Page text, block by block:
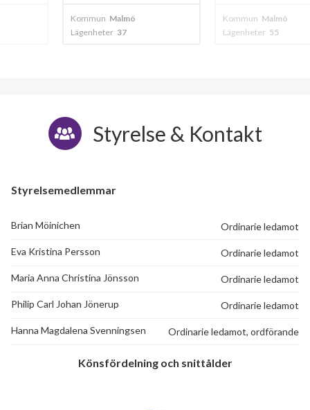
Kommun Malmö
Lägenheter
Kommun
Lägenheter
Styrelse & Kontakt
Styrelsemedlemmar
Brian Möinichen Ordinarie ledamot
Eva Kristina Persson Ordinarie ledamot
Maria Anna Christina Jönsson Ordinarie ledamot
Philip Carl Johan Jönerup Ordinarie ledamot
Hanna Magdalena Svenningsen Ordinarie ledamot, ordförande
Könsfördelning och snittålder